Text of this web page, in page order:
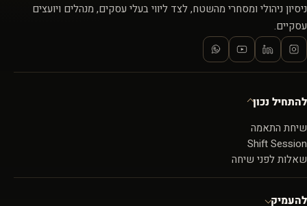
ניסיון ניהולי ומסחרי מהשטח, לצד ליווי בעלי עסקים, מנהלים ויועצים
עסקיים.
להתחיל נכון
שיחת התאמה
Shift Session
שאלות לפני שיחה
להעמיק